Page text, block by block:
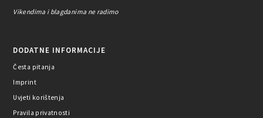
Vikendima i blagdanima ne radimo
DODATNE INFORMACIJE
Česta pitanja
Imprint
Uvjeti korištenja
Pravila privatnosti